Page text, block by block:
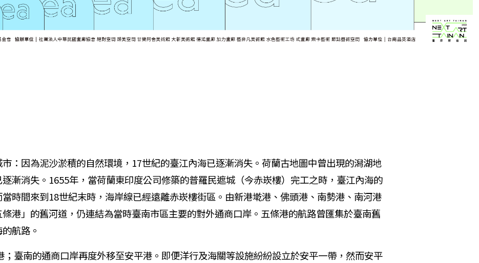
因為泥沙淤積的自然環境，17世紀的臺江內海已逐漸消失。荷蘭古地圖中曾出現的潟湖地
漸消失。1655年，當荷蘭東印度公司修築的普羅民遮城（今赤崁樓）完工之時，臺江內海的
時間來到18世紀末時，海岸線已經遠離赤崁樓街區。由新港墘港、佛頭港、南勢港、南河港
港」的舊河道，仍連結為當時臺南市區主要的對外通商口岸。五條港的航路曾匯集於臺南舊
航路。
南的通商口岸再度外移至安平港。即便洋行及海關等設施紛紛設立於安平一帶，然而安平